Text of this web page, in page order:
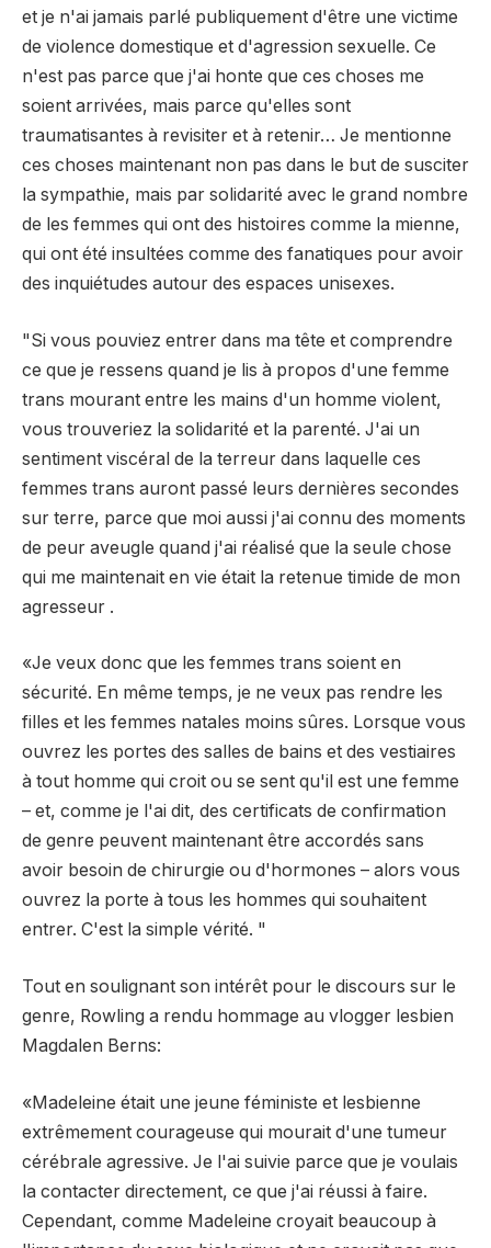
et je n'ai jamais parlé publiquement d'être une victime
de violence domestique et d'agression sexuelle. Ce
n'est pas parce que j'ai honte que ces choses me
soient arrivées, mais parce qu'elles sont
traumatisantes à revisiter et à retenir… Je mentionne
ces choses maintenant non pas dans le but de susciter
la sympathie, mais par solidarité avec le grand nombre
de les femmes qui ont des histoires comme la mienne,
qui ont été insultées comme des fanatiques pour avoir
des inquiétudes autour des espaces unisexes.
"Si vous pouviez entrer dans ma tête et comprendre
ce que je ressens quand je lis à propos d'une femme
trans mourant entre les mains d'un homme violent,
vous trouveriez la solidarité et la parenté. J'ai un
sentiment viscéral de la terreur dans laquelle ces
femmes trans auront passé leurs dernières secondes
sur terre, parce que moi aussi j'ai connu des moments
de peur aveugle quand j'ai réalisé que la seule chose
qui me maintenait en vie était la retenue timide de mon
agresseur .
«Je veux donc que les femmes trans soient en
sécurité. En même temps, je ne veux pas rendre les
filles et les femmes natales moins sûres. Lorsque vous
ouvrez les portes des salles de bains et des vestiaires
à tout homme qui croit ou se sent qu'il est une femme
– et, comme je l'ai dit, des certificats de confirmation
de genre peuvent maintenant être accordés sans
avoir besoin de chirurgie ou d'hormones – alors vous
ouvrez la porte à tous les hommes qui souhaitent
entrer. C'est la simple vérité. "
Tout en soulignant son intérêt pour le discours sur le
genre, Rowling a rendu hommage au vlogger lesbien
Magdalen Berns:
«Madeleine était une jeune féministe et lesbienne
extrêmement courageuse qui mourait d'une tumeur
cérébrale agressive. Je l'ai suivie parce que je voulais
la contacter directement, ce que j'ai réussi à faire.
Cependant, comme Madeleine croyait beaucoup à